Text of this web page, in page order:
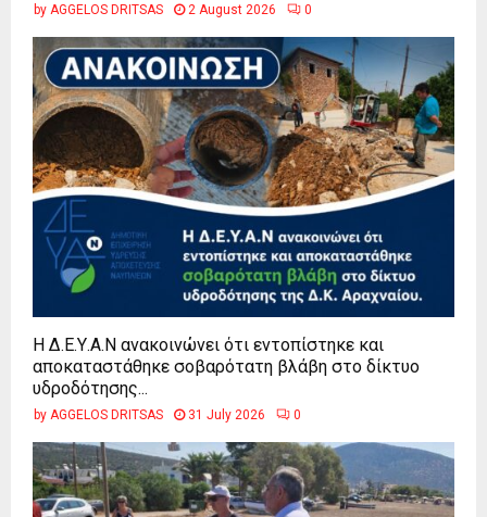
by AGGELOS DRITSAS 2 August 2026 0
Η Δ.Ε.Υ.Α.Ν ανακοινώνει ότι εντοπίστηκε και
αποκαταστάθηκε σοβαρότατη βλάβη στο δίκτυο
υδροδότησης...
by AGGELOS DRITSAS 31 July 2026 0